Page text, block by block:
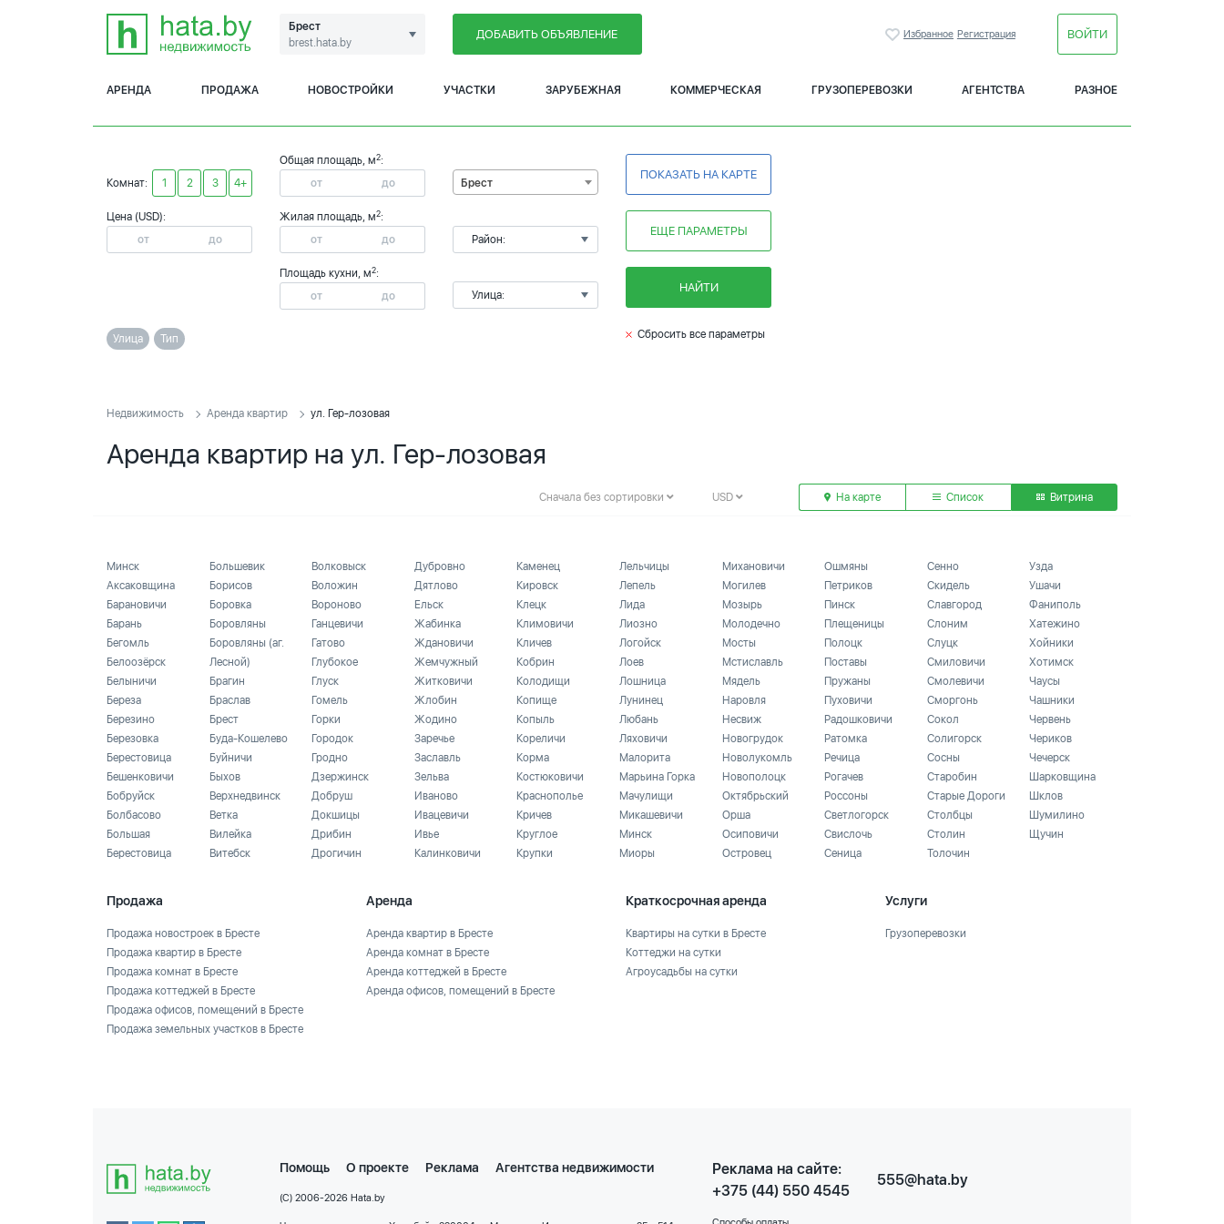
Брест
brest.hata.by
ДОБАВИТЬ ОБЪЯВЛЕНИЕ Избранное Регистрация ВОЙТИ
АРЕНДА ПРОДАЖА НОВОСТРОЙКИ УЧАСТКИ ЗАРУБЕЖНАЯ КОММЕРЧЕСКАЯ ГРУЗОПЕРЕВОЗКИ АГЕНТСТВА РАЗНОЕ
Комнат: 1 2 3 4+
Цена (USD):
Общая площадь, м2:
Жилая площадь, м2:
Площадь кухни, м2:
Брест
Район:
Улица:
ПОКАЗАТЬ НА КАРТЕ
ЕЩЕ ПАРАМЕТРЫ
НАЙТИ
Улица Тип Сбросить все параметры
Недвижимость Аренда квартир ул. Гер-лозовая
Аренда квартир на ул. Гер-лозовая
Сначала без сортировки USD На карте Список Витрина
Минск
Аксаковщина
Барановичи
Барань
Бегомль
Белоозёрск
Белыничи
Береза
Березино
Березовка
Берестовица
Бешенковичи
Бобруйск
Болбасово
Большая
Берестовица
Большевик
Борисов
Боровка
Боровляны
Боровляны (аг.
Лесной)
Брагин
Браслав
Брест
Буда-Кошелево
Буйничи
Быхов
Верхнедвинск
Ветка
Вилейка
Витебск
Волковыск
Воложин
Вороново
Ганцевичи
Гатово
Глубокое
Глуск
Гомель
Горки
Городок
Гродно
Дзержинск
Добруш
Докшицы
Дрибин
Дрогичин
Дубровно
Дятлово
Ельск
Жабинка
Ждановичи
Жемчужный
Житковичи
Жлобин
Жодино
Заречье
Заславль
Зельва
Иваново
Ивацевичи
Ивье
Калинковичи
Каменец
Кировск
Клецк
Климовичи
Кличев
Кобрин
Колодищи
Копище
Копыль
Кореличи
Корма
Костюковичи
Краснополье
Кричев
Круглое
Крупки
Лельчицы
Лепель
Лида
Лиозно
Логойск
Лоев
Лошница
Лунинец
Любань
Ляховичи
Малорита
Марьина Горка
Мачулищи
Микашевичи
Минск
Миоры
Михановичи
Могилев
Мозырь
Молодечно
Мосты
Мстиславль
Мядель
Наровля
Несвиж
Новогрудок
Новолукомль
Новополоцк
Октябрьский
Орша
Осиповичи
Островец
Ошмяны
Петриков
Пинск
Плещеницы
Полоцк
Поставы
Пружаны
Пуховичи
Радошковичи
Ратомка
Речица
Рогачев
Россоны
Светлогорск
Свислочь
Сеница
Сенно
Скидель
Славгород
Слоним
Слуцк
Смиловичи
Смолевичи
Сморгонь
Сокол
Солигорск
Сосны
Старобин
Старые Дороги
Столбцы
Столин
Толочин
Узда
Ушачи
Фаниполь
Хатежино
Хойники
Хотимск
Чаусы
Чашники
Червень
Чериков
Чечерск
Шарковщина
Шклов
Шумилино
Щучин
Продажа
Продажа новостроек в Бресте
Продажа квартир в Бресте
Продажа комнат в Бресте
Продажа коттеджей в Бресте
Продажа офисов, помещений в Бресте
Продажа земельных участков в Бресте
Аренда
Аренда квартир в Бресте
Аренда комнат в Бресте
Аренда коттеджей в Бресте
Аренда офисов, помещений в Бресте
Краткосрочная аренда
Квартиры на сутки в Бресте
Коттеджи на сутки
Агроусадьбы на сутки
Услуги
Грузоперевозки
Помощь О проекте Реклама Агентства недвижимости
(C) 2006-2026 Hata.by
Реклама на сайте:
+375 (44) 550 4545
555@hata.by